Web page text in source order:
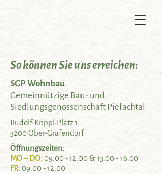
So können Sie uns erreichen:
SGP Wohnbau
Gemeinnützige Bau- und
Siedlungsgenossenschaft Pielachtal
Rudolf-Krippl-Platz 1
3200 Ober-Grafendorf
Öffnungszeiten:
MO – DO:09:00 - 12:00 & 13:00 - 16:00
FR:09:00 - 12:00